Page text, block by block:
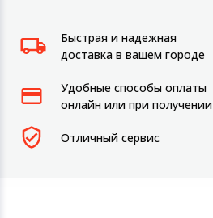
Быстрая и надежная
доставка в вашем городе
Удобные способы оплаты
онлайн или при получении
Отличный сервис